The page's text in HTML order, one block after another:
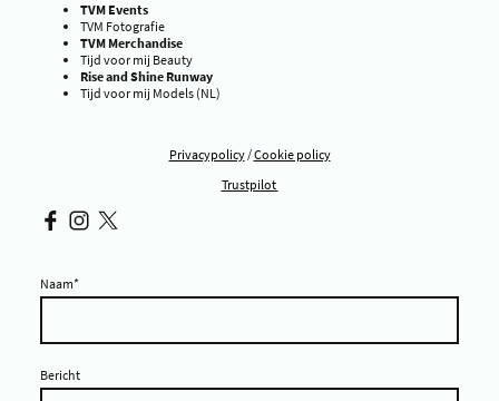
TVM Events
TVM Fotografie
TVM Merchandise
Tijd voor mij Beauty
Rise and Shine Runway
Tijd voor mij Models (NL)
Privacypolicy/Cookie policy
Trustpilot
Naam*
Bericht